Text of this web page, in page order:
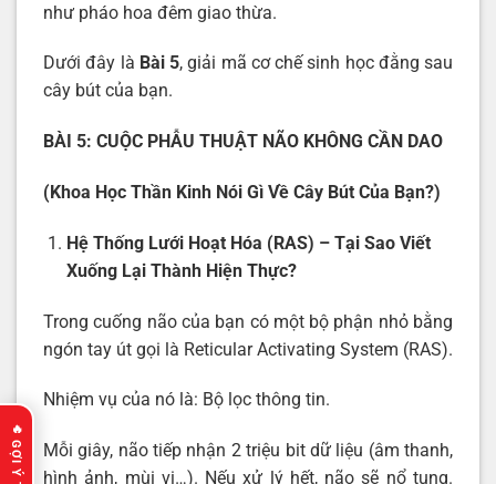
như pháo hoa đêm giao thừa.
Dưới đây là Bài 5, giải mã cơ chế sinh học đằng sau
cây bút của bạn.
BÀI 5: CUỘC PHẪU THUẬT NÃO KHÔNG CẦN DAO
(Khoa Học Thần Kinh Nói Gì Về Cây Bút Của Bạn?)
Hệ Thống Lưới Hoạt Hóa (RAS) – Tại Sao Viết
Xuống Lại Thành Hiện Thực?
Trong cuống não của bạn có một bộ phận nhỏ bằng
ngón tay út gọi là Reticular Activating System (RAS).
Nhiệm vụ của nó là: Bộ lọc thông tin.
Mỗi giây, não tiếp nhận 2 triệu bit dữ liệu (âm thanh,
hình ảnh, mùi vị…). Nếu xử lý hết, não sẽ nổ tung.